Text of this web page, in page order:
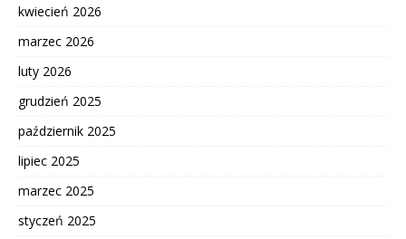
kwiecień 2026
marzec 2026
luty 2026
grudzień 2025
październik 2025
lipiec 2025
marzec 2025
styczeń 2025